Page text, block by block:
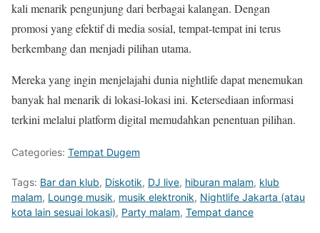
kali menarik pengunjung dari berbagai kalangan. Dengan
promosi yang efektif di media sosial, tempat-tempat ini terus
berkembang dan menjadi pilihan utama.
Mereka yang ingin menjelajahi dunia nightlife dapat menemukan
banyak hal menarik di lokasi-lokasi ini. Ketersediaan informasi
terkini melalui platform digital memudahkan penentuan pilihan.
Categories: Tempat Dugem
Tags: Bar dan klub, Diskotik, DJ live, hiburan malam, klub
malam, Lounge musik, musik elektronik, Nightlife Jakarta (atau
kota lain sesuai lokasi), Party malam, Tempat dance